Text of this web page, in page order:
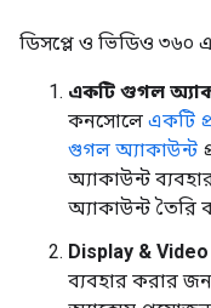
ডিসপ্লে ও ভিডিও
একটি গুগল
কনসোলে একটি
গুগল অ্যাকাউন্ট
অ্যাকাউন্ট
অ্যাকাউন্ট তৈরি
Display &
ব্যবহার করার